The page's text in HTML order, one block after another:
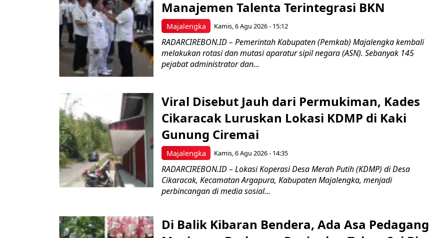
Majalengka
Manajemen Talenta Terintegrasi BKN
Kamis, 6 Agu 2026 - 15:12
RADARCIREBON.ID – Pemerintah Kabupaten (Pemkab) Majalengka kembali
melakukan rotasi dan mutasi aparatur sipil negara (ASN). Sebanyak 145
pejabat administrator dan...
Majalengka
Viral Disebut Jauh dari Permukiman, Kades
Cikaracak Luruskan Lokasi KDMP di Kaki
Gunung Ciremai
Kamis, 6 Agu 2026 - 14:35
RADARCIREBON.ID – Lokasi Koperasi Desa Merah Putih (KDMP) di Desa
Cikaracak, Kecamatan Argapura, Kabupaten Majalengka, menjadi
perbincangan di media sosial...
Di Balik Kibaran Bendera, Ada Asa Pedagang